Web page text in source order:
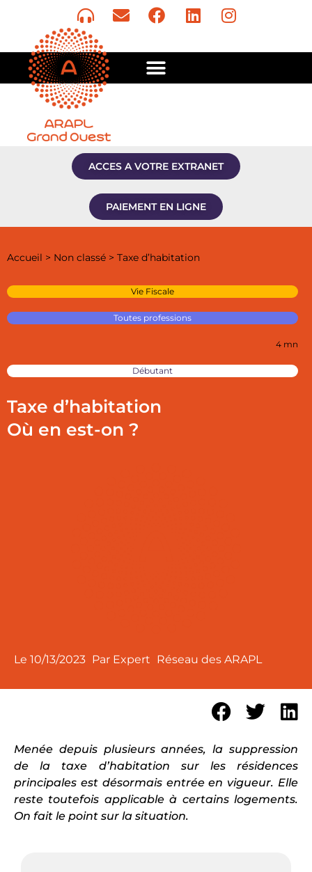
ACCES A VOTRE EXTRANET
PAIEMENT EN LIGNE
Accueil > Non classé > Taxe d’habitation
Vie Fiscale
Toutes professions
4 mn
Débutant
Taxe d’habitation
Où en est-on ?
Le 10/13/2023 Par Expert Réseau des ARAPL
Menée depuis plusieurs années, la suppression
de la taxe d’habitation sur les résidences
principales est désormais entrée en vigueur. Elle
reste toutefois applicable à certains logements.
On fait le point sur la situation.